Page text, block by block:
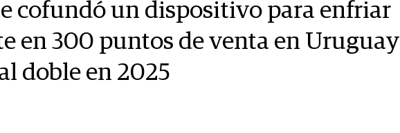
cofundó un dispositivo para enfriar
en 300 puntos de venta en Uruguay
doble en 2025